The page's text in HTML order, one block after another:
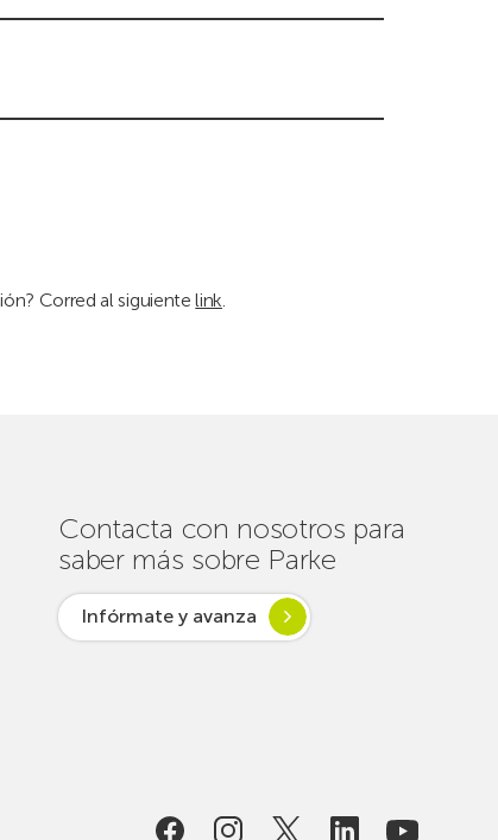
Corred al siguientelink.
Contacta con nosotros para
saber más sobre Parke
Infórmate y avanza